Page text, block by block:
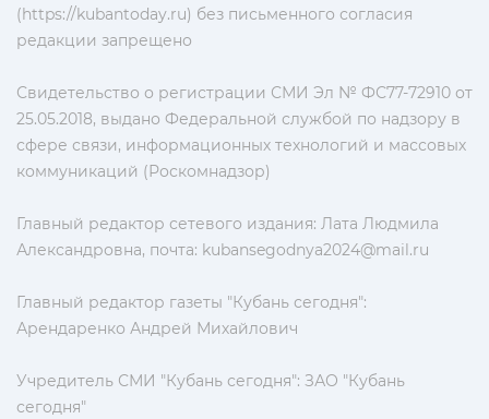
(https://kubantoday.ru) без письменного согласия
редакции запрещено
Свидетельство о регистрации СМИ Эл № ФС77-72910 от
25.05.2018, выдано Федеральной службой по надзору в
сфере связи, информационных технологий и массовых
коммуникаций (Роскомнадзор)
Главный редактор сетевого издания: Лата Людмила
Александровна, почта: kubansegodnya2024@mail.ru
Главный редактор газеты "Кубань сегодня":
Арендаренко Андрей Михайлович
Учредитель СМИ "Кубань сегодня": ЗАО "Кубань
сегодня"